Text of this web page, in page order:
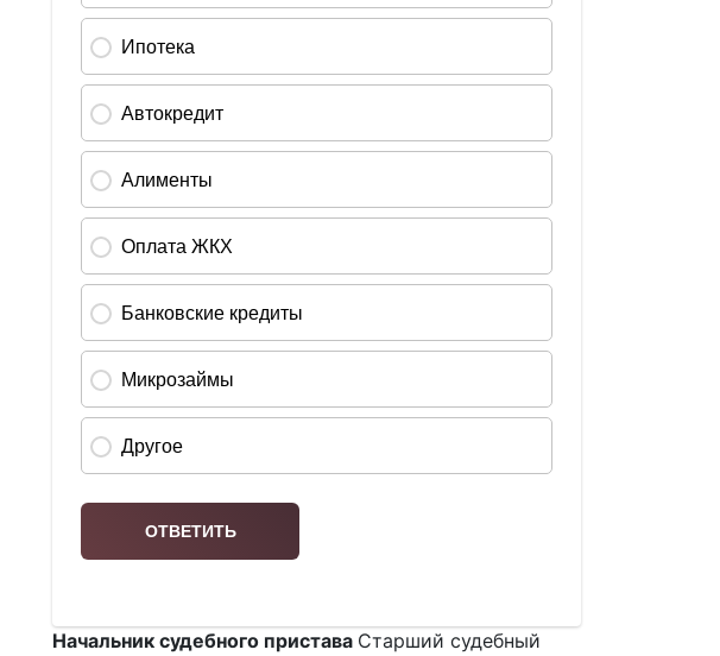
Начальник судебного пристава Старший судебный